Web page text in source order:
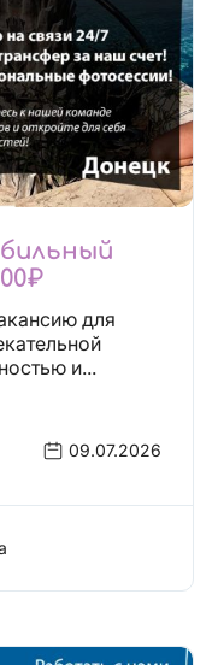
для
и...
09.07.2026